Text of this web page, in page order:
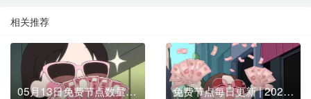
相关推荐
05月13日免费节点数量46个,地区有台湾|德国|印度|菲律宾|俄罗斯,2025年SSR|V2ray|Shadowrocket|Clash订阅链接 免费节点每日更新 | 2026年04月12日SSR/V2Ray/Clash可用订阅